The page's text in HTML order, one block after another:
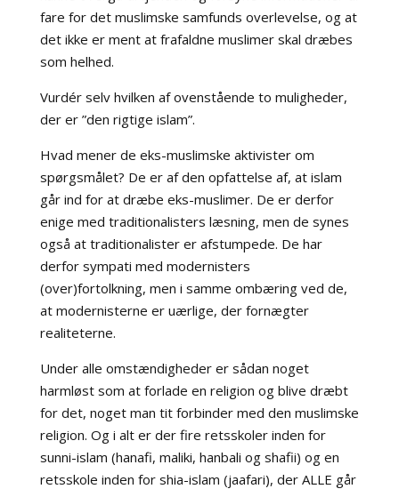
fare for det muslimske samfunds overlevelse, og at
det ikke er ment at frafaldne muslimer skal dræbes
som helhed.
Vurdér selv hvilken af ovenstående to muligheder,
der er ”den rigtige islam”.
Hvad mener de eks-muslimske aktivister om
spørgsmålet? De er af den opfattelse af, at islam
går ind for at dræbe eks-muslimer. De er derfor
enige med traditionalisters læsning, men de synes
også at traditionalister er afstumpede. De har
derfor sympati med modernisters
(over)fortolkning, men i samme ombæring ved de,
at modernisterne er uærlige, der fornægter
realiteterne.
Under alle omstændigheder er sådan noget
harmløst som at forlade en religion og blive dræbt
for det, noget man tit forbinder med den muslimske
religion. Og i alt er der fire retsskoler inden for
sunni-islam (hanafi, maliki, hanbali og shafii) og en
retsskole inden for shia-islam (jaafari), der ALLE går